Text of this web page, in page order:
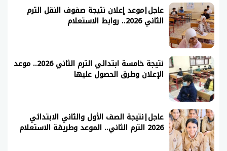
عاجل|موعد إعلان نتيجة صفوف النقل الترم
الثاني 2026.. روابط الاستعلام
نتيجة خامسة ابتدائي الترم الثاني 2026.. موعد
الإعلان وطرق الحصول عليها
عاجل|نتيجة الصف الأول والثاني الابتدائي
2026 الترم الثاني.. الموعد وطريقة الاستعلام